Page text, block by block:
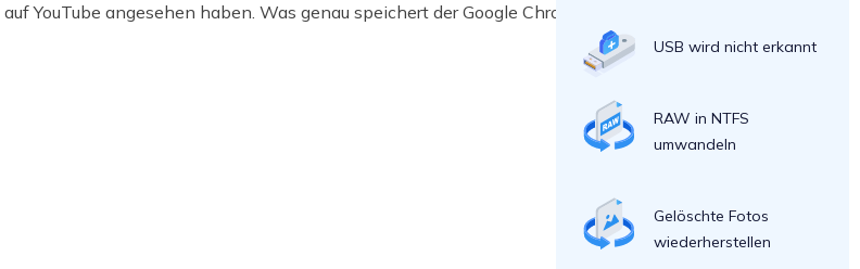
YouTube angesehen haben. Was genau speichert der Google Chrome-Browser
USB wird nicht erkannt
RAW in NTFS
umwandeln
Gelöschte Fotos
wiederherstellen